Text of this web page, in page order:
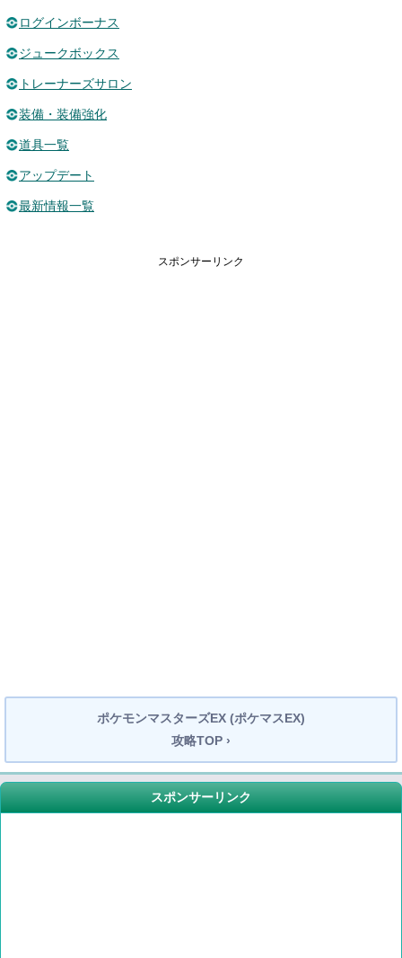
ログインボーナス
ジュークボックス
トレーナーズサロン
装備・装備強化
道具一覧
アップデート
最新情報一覧
スポンサーリンク
ポケモンマスターズEX (ポケマスEX)
攻略TOP ›
スポンサーリンク